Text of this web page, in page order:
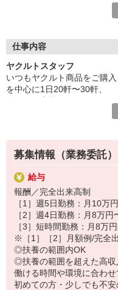
安心ポイントその1 ◆保
2人目からはさらにお安くな
収入をしっかり手元に残
安心ポイントその3 ◆時
保育所はセンターの近くに
仕事内容
ヤクルトスタッフ
いつもヤクルト商品をご購
を中心に1日20軒〜30軒、
商品を通じてお客さまとふ
す！
〜ヤクルトスタッフの1日〜
2児の母として仕事と家庭の
実際のワークスタイルを、
※時間は地域によって異なり
8:10 保育所にお子さまをお預
8:20 宅配センターに到着、
8:30 朝礼が終わったら出発
13:00 お届け修了、翌日準備
14:30お仕事修了
保育所にお子さまを迎えに
募集情報（業務委託）
給与
報酬／完全出来高制
［1］週5日勤務：月10万
［2］週4日勤務：月8万円
［3］短時間勤務：月8万
※［1］［2］月額例/完全
◎扶養の範囲内OK
◎扶養の範囲を超えた高収
働ける時間や環境に合わせ
初めての方・少しでも不